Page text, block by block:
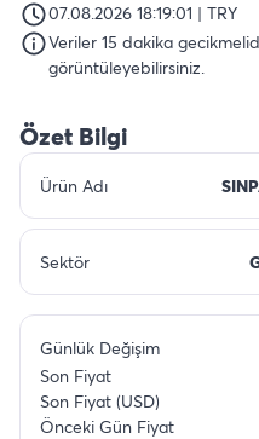
07.08.2026 18:19:01 | TRY
Veriler 15 dakika
görüntüleyebilirsiniz.
Özet Bilgi
Ürün Adı
Sektör
Günlük Değişim
Son Fiyat
Son Fiyat (USD)
Önceki Gün Fiyat